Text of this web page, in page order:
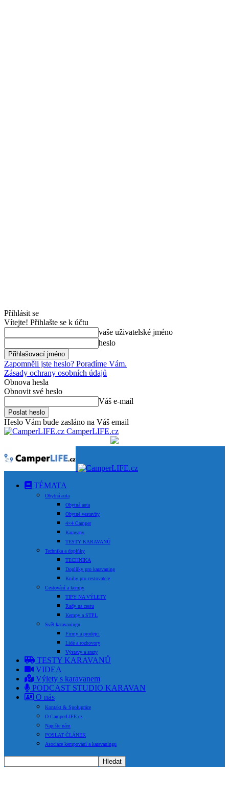
Přihlásit se
Vítejte! Přihlašte se k účtu
vaše uživatelské jméno
heslo
Zapomněli jste heslo? Poradíme Vám.
Zásady ochrany osobních údajů
Obnova hesla
Obnovit své heslo
Váš e-mail
Heslo Vám bude zasláno na Váš email
CamperLIFE.cz
TÉMATA
Obytná auta
Obytná auta
Obytné vestavby
4×4 Camper
Karavany
TESTY KARAVANŮ
Technika a doplňky
TECHNIKA
Doplňky pro karavaning
Knihy pro cestovatele
Cestování a kempy
TIPY NA VÝLETY
Rady na cestu
Kempy a STPL
Svět karavaningu
Firmy a prodejci
Lidé a rozhovory
Výstavy a srazy
TESTY KARAVANŮ
VIDEA
Výlety s karavanem
PODCAST STUDIO KARAVAN
O nás
Kontakt & Spolupráce
O CamperLIFE.cz
Napište nám
POSLAT ČLÁNEK
Asociace kempování a karavaningu